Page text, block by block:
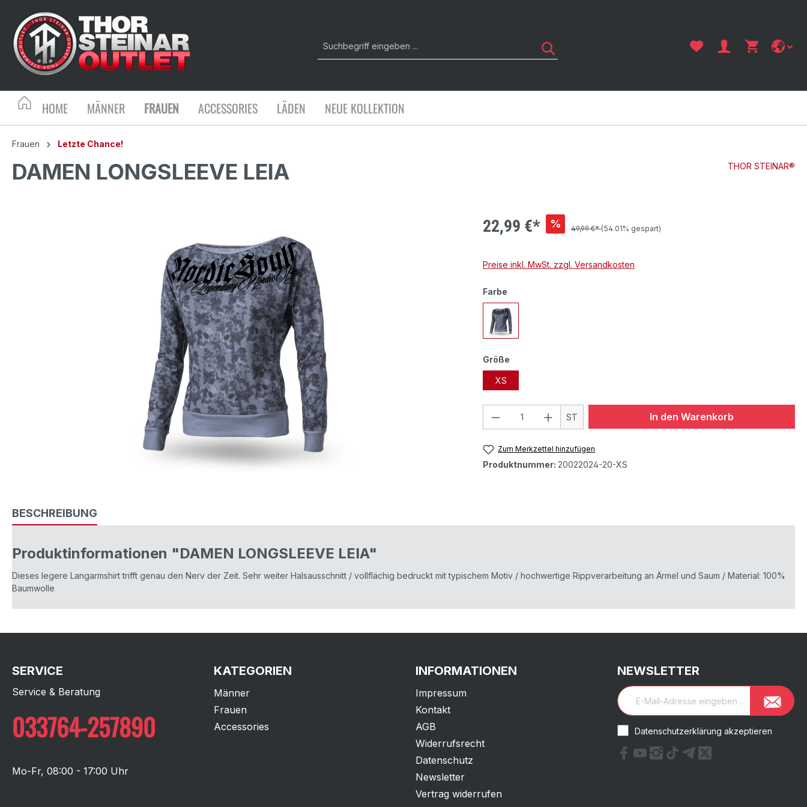
HOME MÄNNER FRAUEN ACCESSORIES LÄDEN NEUE KOLLEKTION
Frauen Letzte Chance!
DAMEN LONGSLEEVE LEIA THOR STEINAR®
22,99 €* % 49,99 €*(54.01% gespart)
Preise inkl. MwSt. zzgl. Versandkosten
Farbe
Größe
XS
ST In den Warenkorb
Zum Merkzettel hinzufügen
Produktnummer: 20022024-20-XS
BESCHREIBUNG
Produktinformationen "DAMEN LONGSLEEVE LEIA"
Dieses legere Langarmshirt trifft genau den Nerv der Zeit. Sehr weiter Halsausschnitt / vollflächig bedruckt mit typischem Motiv / hochwertige Rippverarbeitung an Ärmel und Saum / Material: 100%
Baumwolle
SERVICE
Service & Beratung
033764-257890
Mo-Fr, 08:00 - 17:00 Uhr
KATEGORIEN
Männer
Frauen
Accessories
INFORMATIONEN
Impressum
Kontakt
AGB
Widerrufsrecht
Datenschutz
Newsletter
Vertrag widerrufen
NEWSLETTER
Datenschutzerklärung akzeptieren